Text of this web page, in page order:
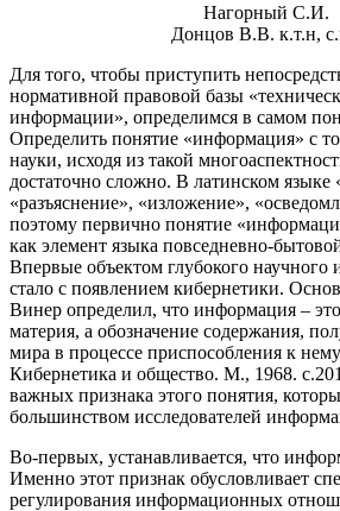
Нагорный С.И.
Донцов В.В. к.т.н,
Для того, чтобы приступить
нормативной правовой базы
информации», определимся в самом
Определить понятие «информация» с
науки, исходя из такой
достаточно сложно. В латинском языке
«разъяснение», «изложение»,
поэтому первично понятие
как элемент языка повседневно-
Впервые объектом глубокого научного
стало с появлением кибернетики.
Винер определил, что информация –
материя, а обозначение содержания,
мира в процессе приспособления к
Кибернетика и общество. М., 1968.
важных признака этого понятия,
большинством исследователей
Во-первых, устанавливается, что
Именно этот признак обусловливает
регулирования информационных